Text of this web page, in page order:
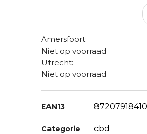
Amersfoort:
Niet op voorraad
Utrecht:
Niet op voorraad
EAN13
Categorie cbd